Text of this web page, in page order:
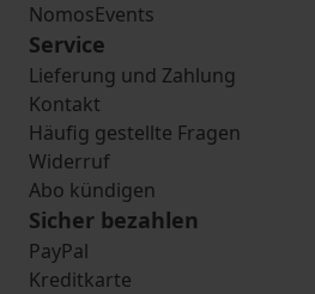
NomosEvents
Service
Lieferung und Zahlung
Kontakt
Häufig gestellte Fragen
Widerruf
Abo kündigen
Sicher bezahlen
PayPal
Kreditkarte